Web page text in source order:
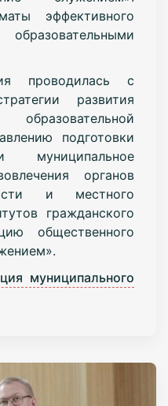
эффективного
проводилась с
развития
образовательной
подготовки
муниципальное
органов
и местного
гражданского
общественного
».
муниципального